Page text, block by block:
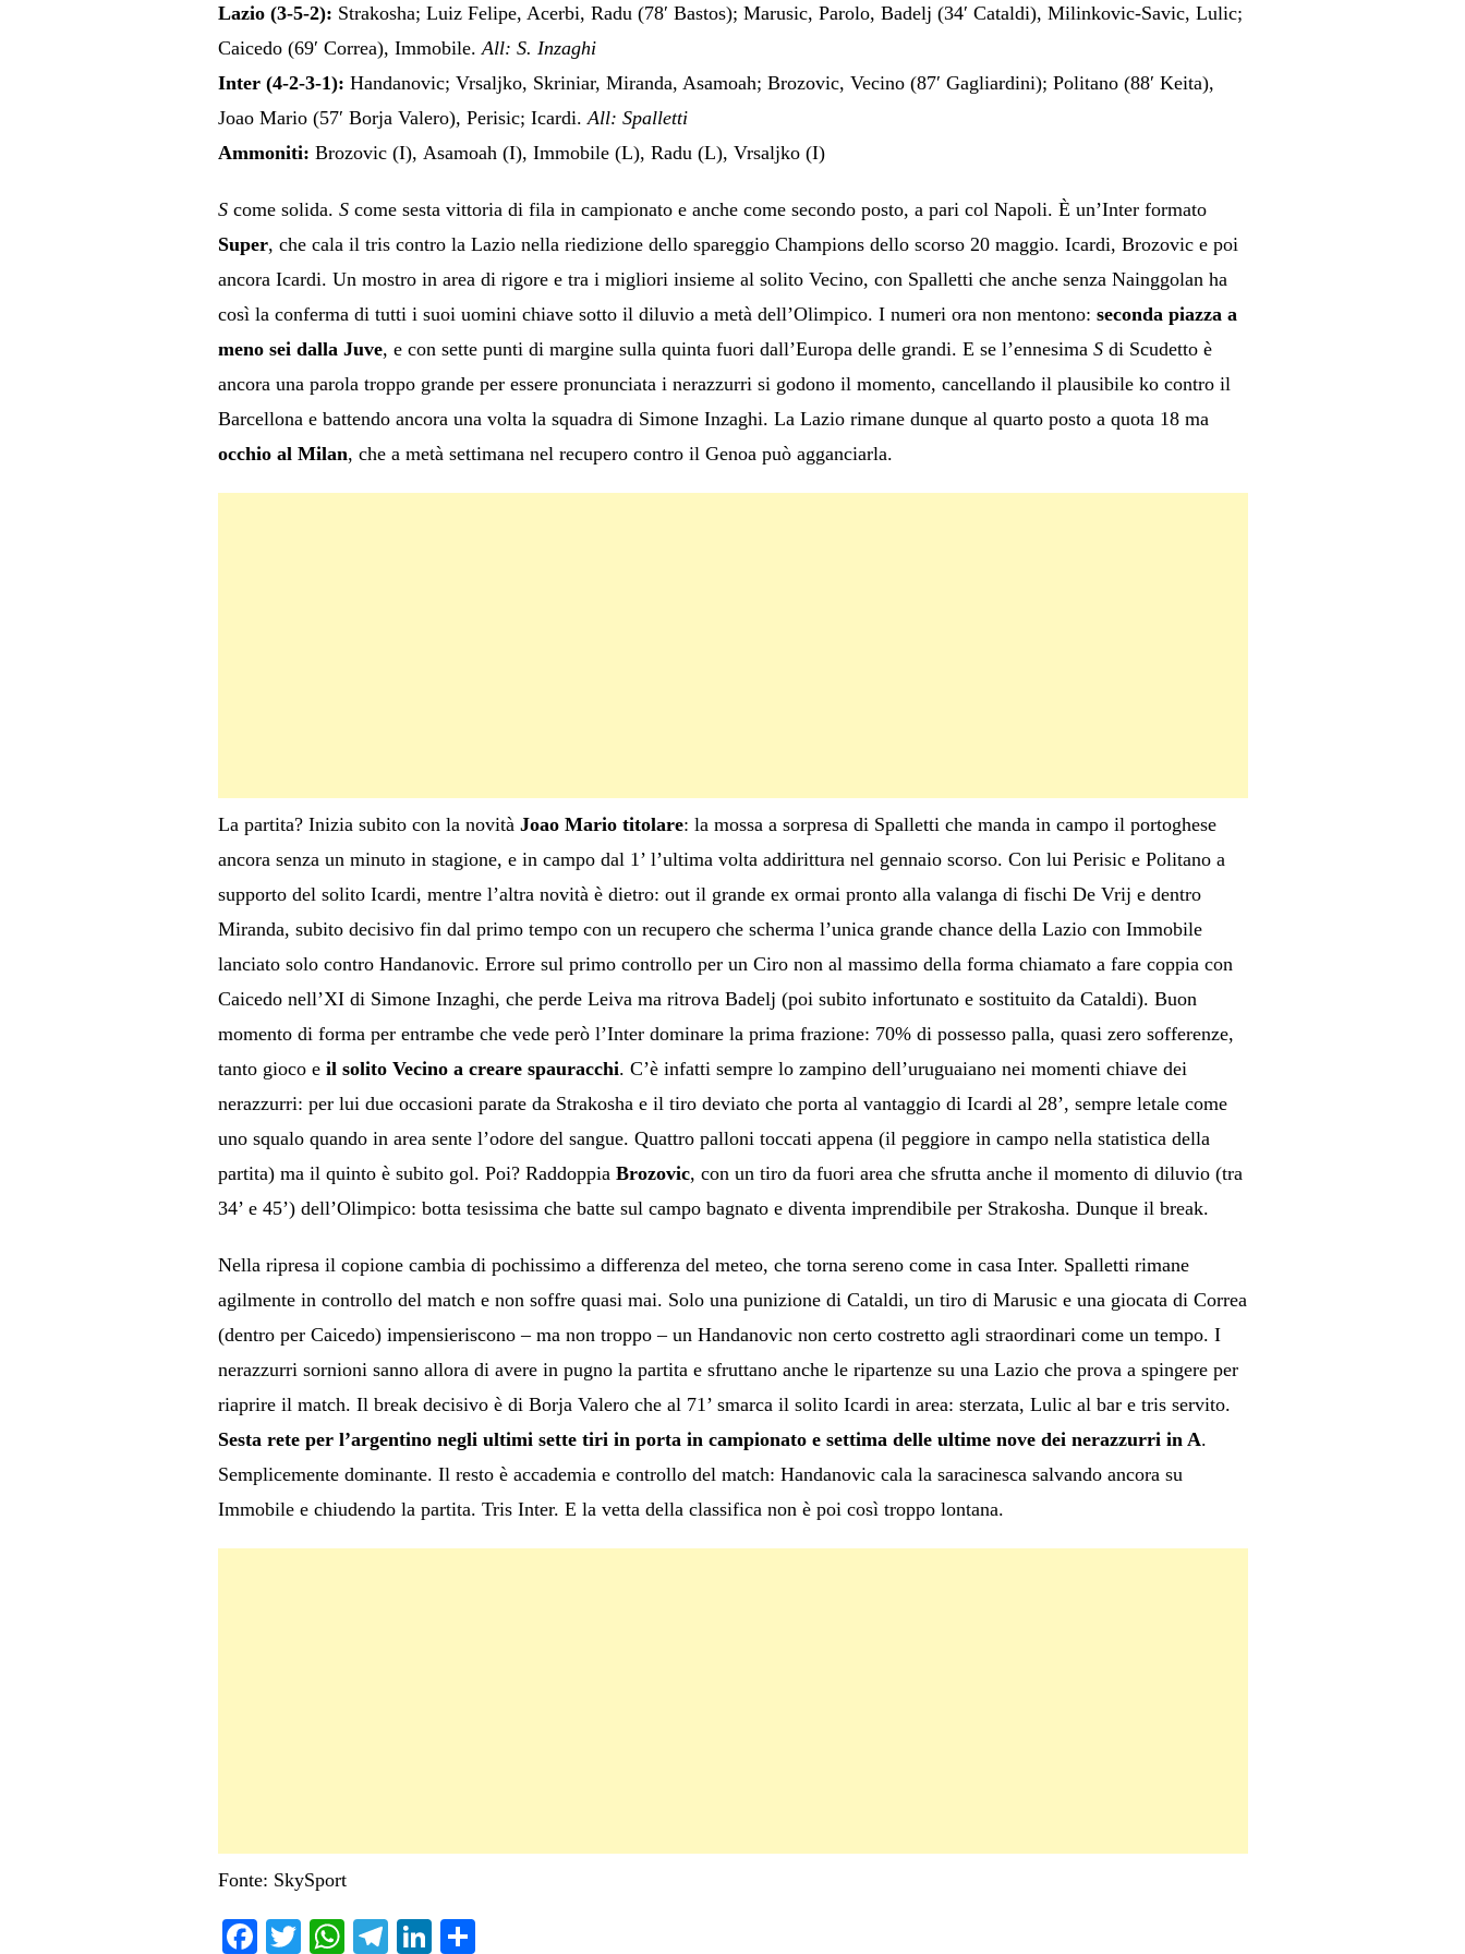
Lazio (3-5-2): Strakosha; Luiz Felipe, Acerbi, Radu (78′ Bastos); Marusic, Parolo, Badelj (34′ Cataldi), Milinkovic-Savic, Lulic;
Caicedo (69′ Correa), Immobile.All: S. Inzaghi
Inter (4-2-3-1): Handanovic; Vrsaljko, Skriniar, Miranda, Asamoah; Brozovic, Vecino (87′ Gagliardini); Politano (88′ Keita),
Joao Mario (57′ Borja Valero), Perisic; Icardi.All: Spalletti
Ammoniti: Brozovic (I), Asamoah (I), Immobile (L), Radu (L), Vrsaljko (I)
Scome solida. Scome sesta vittoria di fila in campionato e anche come secondo posto, a pari col Napoli. È un’Inter formato
Super, che cala il tris contro la Lazio nella riedizione dello spareggio Champions dello scorso 20 maggio. Icardi, Brozovic e poi
ancora Icardi. Un mostro in area di rigore e tra i migliori insieme al solito Vecino, con Spalletti che anche senza Nainggolan ha
così la conferma di tutti i suoi uomini chiave sotto il diluvio a metà dell’Olimpico. I numeri ora non mentono: seconda piazza a
meno sei dalla Juve, e con sette punti di margine sulla quinta fuori dall’Europa delle grandi. E se l’ennesima Sdi Scudetto è
ancora una parola troppo grande per essere pronunciata i nerazzurri si godono il momento, cancellando il plausibile ko contro il
Barcellona e battendo ancora una volta la squadra di Simone Inzaghi. La Lazio rimane dunque al quarto posto a quota 18 ma
occhio al Milan, che a metà settimana nel recupero contro il Genoa può agganciarla.
La partita? Inizia subito con la novità Joao Mario titolare: la mossa a sorpresa di Spalletti che manda in campo il portoghese
ancora senza un minuto in stagione, e in campo dal 1’ l’ultima volta addirittura nel gennaio scorso. Con lui Perisic e Politano a
supporto del solito Icardi, mentre l’altra novità è dietro: out il grande ex ormai pronto alla valanga di fischi De Vrij e dentro
Miranda, subito decisivo fin dal primo tempo con un recupero che scherma l’unica grande chance della Lazio con Immobile
lanciato solo contro Handanovic. Errore sul primo controllo per un Ciro non al massimo della forma chiamato a fare coppia con
Caicedo nell’XI di Simone Inzaghi, che perde Leiva ma ritrova Badelj (poi subito infortunato e sostituito da Cataldi). Buon
momento di forma per entrambe che vede però l’Inter dominare la prima frazione: 70% di possesso palla, quasi zero sofferenze,
tanto gioco e il solito Vecino a creare spauracchi. C’è infatti sempre lo zampino dell’uruguaiano nei momenti chiave dei
nerazzurri: per lui due occasioni parate da Strakosha e il tiro deviato che porta al vantaggio di Icardi al 28’, sempre letale come
uno squalo quando in area sente l’odore del sangue. Quattro palloni toccati appena (il peggiore in campo nella statistica della
partita) ma il quinto è subito gol. Poi? Raddoppia Brozovic, con un tiro da fuori area che sfrutta anche il momento di diluvio (tra
34’ e 45’) dell’Olimpico: botta tesissima che batte sul campo bagnato e diventa imprendibile per Strakosha. Dunque il break.
Nella ripresa il copione cambia di pochissimo a differenza del meteo, che torna sereno come in casa Inter. Spalletti rimane
agilmente in controllo del match e non soffre quasi mai. Solo una punizione di Cataldi, un tiro di Marusic e una giocata di Correa
(dentro per Caicedo) impensieriscono – ma non troppo – un Handanovic non certo costretto agli straordinari come un tempo. I
nerazzurri sornioni sanno allora di avere in pugno la partita e sfruttano anche le ripartenze su una Lazio che prova a spingere per
riaprire il match. Il break decisivo è di Borja Valero che al 71’ smarca il solito Icardi in area: sterzata, Lulic al bar e tris servito.
Sesta rete per l’argentino negli ultimi sette tiri in porta in campionato e settima delle ultime nove dei nerazzurri in A.
Semplicemente dominante. Il resto è accademia e controllo del match: Handanovic cala la saracinesca salvando ancora su
Immobile e chiudendo la partita. Tris Inter. E la vetta della classifica non è poi così troppo lontana.
Fonte: SkySport
Fa T
W
Te
Li